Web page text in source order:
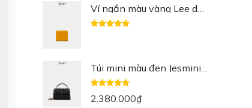
Ví ngắn màu vàng Lee da
thật
Túi mini màu đen Jesmini
da thật
2.380.000₫